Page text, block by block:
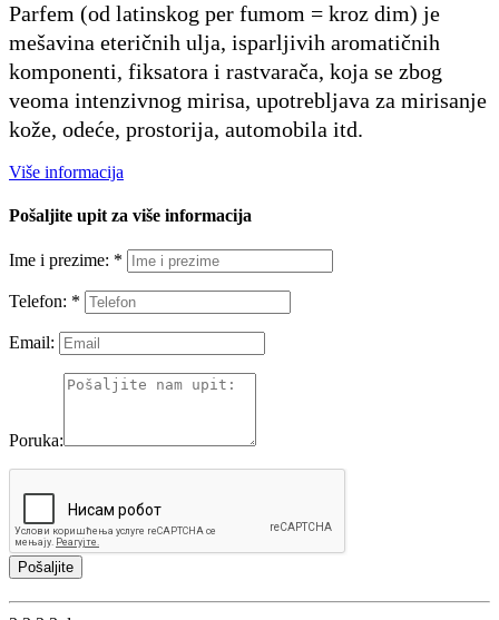
Parfem (od latinskog per fumom = kroz dim) je
mešavina eteričnih ulja, isparljivih aromatičnih
komponenti, fiksatora i rastvarača, koja se zbog
veoma intenzivnog mirisa, upotrebljava za mirisanje
kože, odeće, prostorija, automobila itd.
Više informacija
Pošaljite upit za više informacija
Ime i prezime: *
Telefon: *
Email:
Poruka:
Pošaljite